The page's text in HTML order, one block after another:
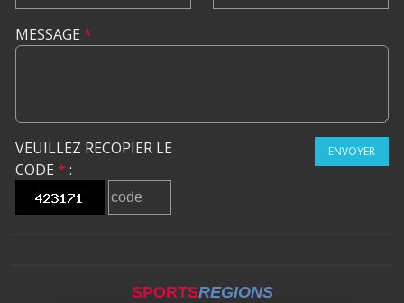
MESSAGE *
VEUILLEZ RECOPIER LE
CODE * :
ENVOYER
SPORTSREGIONS